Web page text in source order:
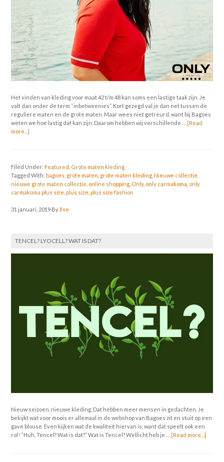
Het vinden van kleding voor maat 42 t/m 48 kan soms een lastige taak zijn. Je
valt dan onder de term “inbetweenies”. Kort gezegd val je dan net tussen de
reguliere maten en de grote maten. Maar wees niet getreurd, want bij Bagoes
weten we hoe lastig dat kan zijn. Daarom hebben wij verschillende …
[Read
more...]
Filed Under:Featured Grote maten kleding
Tagged With: bagoes grote maten grote maten kleding ,Nieuwe collectie
nieuwe grote maten collectie online shopping Only, only carmakoma only
carmakoma plus size ,plus size ,plus size fashion
31 januari, 2019 ByIlse
TENCEL? LYOCELL? WAT IS DAT?
Nieuw seizoen, nieuwe kleding. Dat hebben meer mensen in gedachten. Je
bekijkt wat voor moois er allemaal in de webshop van Bagoes zit en stuit op een
gave blouse. Even kijken wat de kwaliteit hiervan is, want dat speelt ook een
rol! “Huh, Tencel? Wat is dat?” Wat is Tencel? Wellicht heb je …
[Read more...]